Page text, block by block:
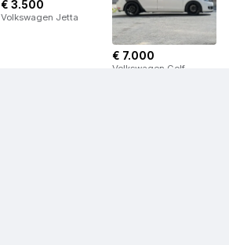
€ 3.500
Volkswagen Jetta
€ 7.000
Volkswagen Golf